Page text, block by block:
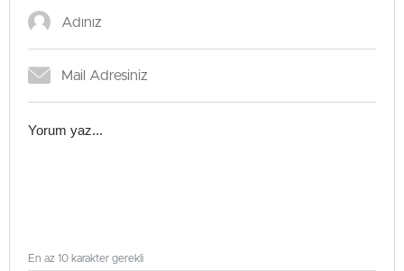
En az 10 karakter gerekli